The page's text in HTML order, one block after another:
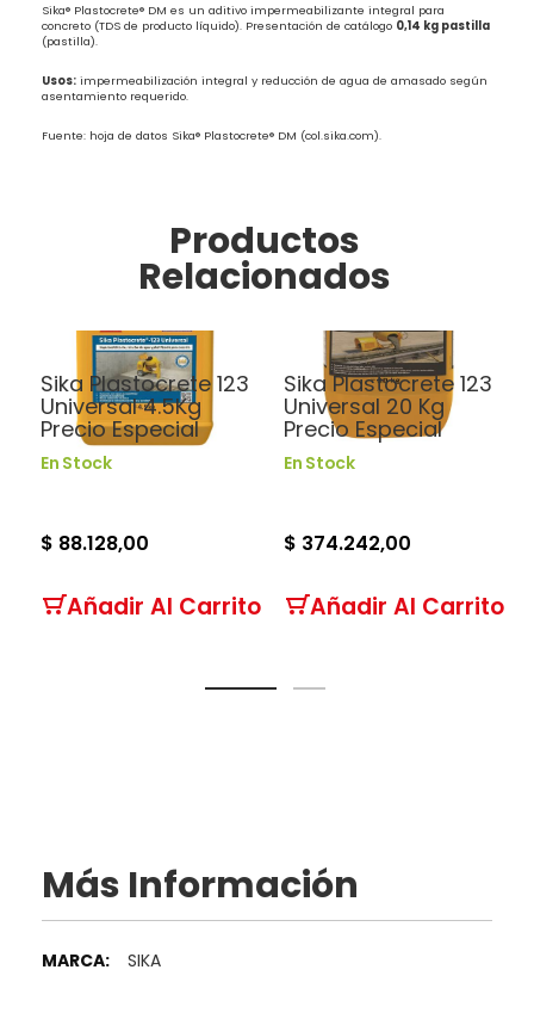
Sika® Plastocrete® DM es un aditivo impermeabilizante integral para
concreto (TDS de producto líquido). Presentación de catálogo 0,14 kg pastilla
(pastilla).
Usos: impermeabilización integral y reducción de agua de amasado según
asentamiento requerido.
Fuente: hoja de datos Sika® Plastocrete® DM (col.sika.com).
Productos
Relacionados
Aditivos
Sika Plastocrete 123
Universal 4.5Kg
Precio Especial
En Stock
$ 88.128,00
Añadir Al Carrito
Aditivos
Sika Plastocrete 123
Universal 20 Kg
Precio Especial
En Stock
$ 374.242,00
Añadir Al Carrito
Más Información
Más
Información
SIKA